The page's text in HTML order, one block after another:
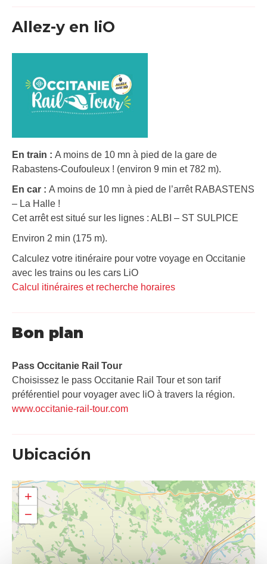
Allez-y en liO
En train : A moins de 10 mn à pied de la gare de
Rabastens-Coufouleux ! (environ 9 min et 782 m).
En car : A moins de 10 mn à pied de l’arrêt RABASTENS
– La Halle !
Cet arrêt est situé sur les lignes : ALBI – ST SULPICE
Environ 2 min (175 m).
Calculez votre itinéraire pour votre voyage en Occitanie
avec les trains ou les cars LiO
Calcul itinéraires et recherche horaires
Bon plan
Pass Occitanie Rail Tour​
Choisissez le pass Occitanie Rail Tour et son tarif
préférentiel pour voyager avec liO à travers la région.
www.occitanie-rail-tour.com
Ubicación
+
−